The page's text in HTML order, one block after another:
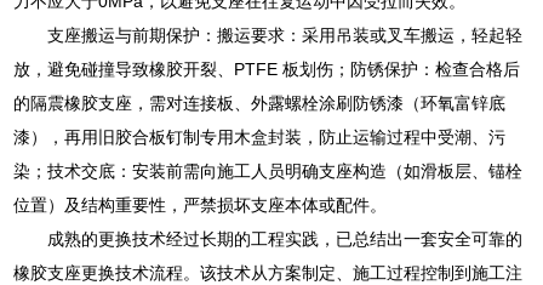
支座搬运与前期保护：搬运要求：采用吊装或叉车搬运，轻起轻
放，避免碰撞导致橡胶开裂、PTFE 板划伤；防锈保护：检查合格后
的隔震橡胶支座，需对连接板、外露螺栓涂刷防锈漆（环氧富锌底
漆），再用旧胶合板钉制专用木盒封装，防止运输过程中受潮、污
染；技术交底：安装前需向施工人员明确支座构造（如滑板层、锚栓
位置）及结构重要性，严禁损坏支座本体或配件。
成熟的更换技术经过长期的工程实践，已总结出一套安全可靠的
橡胶支座更换技术流程。该技术从方案制定、施工过程控制到施工注